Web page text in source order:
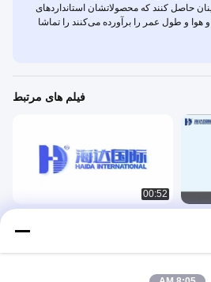
حاصل کنند که محصولاتشان استانداردهای
هوا و طول عمر را برآورده می‌کنند را تماشا
فیلم های مرتبط
00:52
环境